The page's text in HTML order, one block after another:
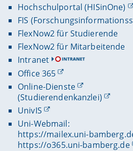
Hochschulportal (HISinOne)
FIS
FlexNow2 für Studierende
FlexNow2 für Mitarbeitende
Intranet
Office 365
Online-Dienste
(Studierendenkanzlei)
UnivIS
Uni-Webmail:
https://mailex.uni-
https://o365.uni-bamberg.de